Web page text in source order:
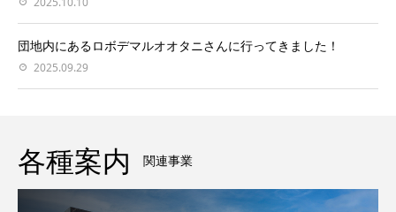
団地内にあるロボデマルオオタニさんに行ってきました！
2025.09.29
各種案内 関連事業